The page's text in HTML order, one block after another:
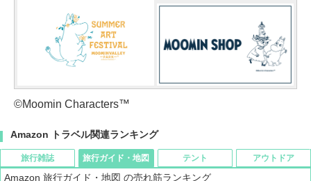
©Moomin Characters™
Amazon トラベル関連ランキング
旅行雑誌 旅行ガイド・地図
Amazon 旅行ガイド・地図 の売れ筋ランキング
テント アウトドア